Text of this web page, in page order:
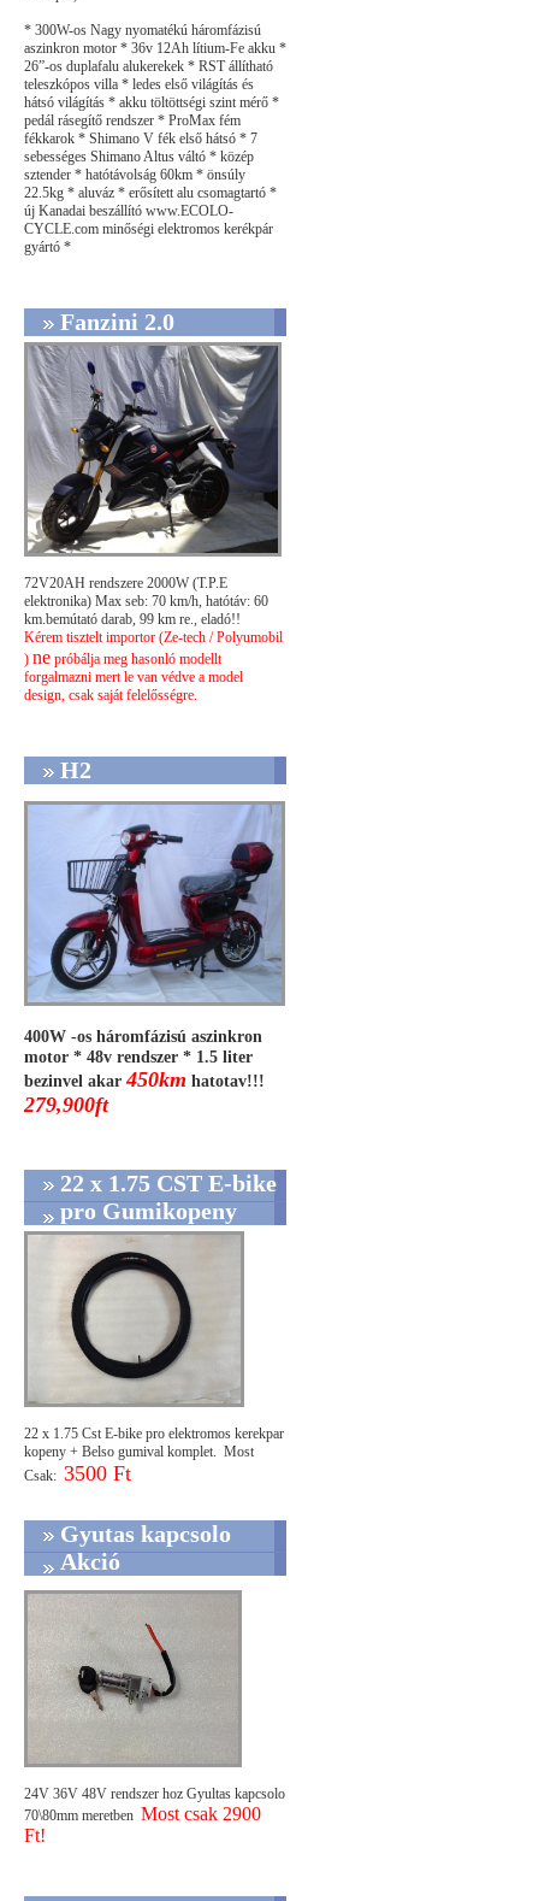
* 300W-os Nagy nyomatékú háromfázisú
aszinkron motor * 36v 12Ah lítium-Fe akku *
26”-os duplafalu alukerekek * RST állítható
teleszkópos villa * ledes első világítás és
hátsó világítás * akku töltöttségi szint mérő *
pedál rásegítő rendszer * ProMax fém
fékkarok * Shimano V fék első hátsó * 7
sebességes Shimano Altus váltó * közép
sztender * hatótávolság 60km * önsúly
22.5kg * aluváz * erősített alu csomagtartó *
új Kanadai beszállító www.ECOLO-
CYCLE.com minőségi elektromos kerékpár
gyártó *
Fanzini 2.0
72V20AH rendszere 2000W (T.P.E
elektronika) Max seb: 70 km/h, hatótáv: 60
km.bemútató darab, 99 km re., eladó!!
Kérem tisztelt importor (Ze-tech / Polyumobil
) ne próbálja meg hasonló modellt
forgalmazni mert le van védve a model
design, csak saját felelősségre.
H2
400W -os háromfázisú aszinkron
motor * 48v rendszer * 1.5 liter
bezinvel akar450km hatotav!!!
279,900ft
22 x 1.75 CST E-bike
pro Gumikopeny
22 x 1.75 Cst E-bike pro elektromos kerekpar
kopeny + Belso gumival komplet. Most
Csak: 3500 Ft
Gyutas kapcsolo
Akció
24V 36V 48V rendszer hoz Gyultas kapcsolo
70\80mm meretben Most csak 2900
Ft!